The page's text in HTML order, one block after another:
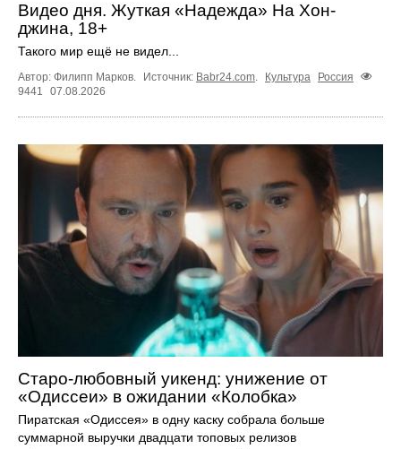
Видео дня. Жуткая «Надежда» На Хон-
джина, 18+
Такого мир ещё не видел...
Автор: Филипп Марков. Источник: Babr24.com. Культура
Россия
9441
07.08.2026
Старо-любовный уикенд: унижение от
«Одиссеи» в ожидании «Колобка»
Пиратская «Одиссея» в одну каску собрала больше
суммарной выручки двадцати топовых релизов